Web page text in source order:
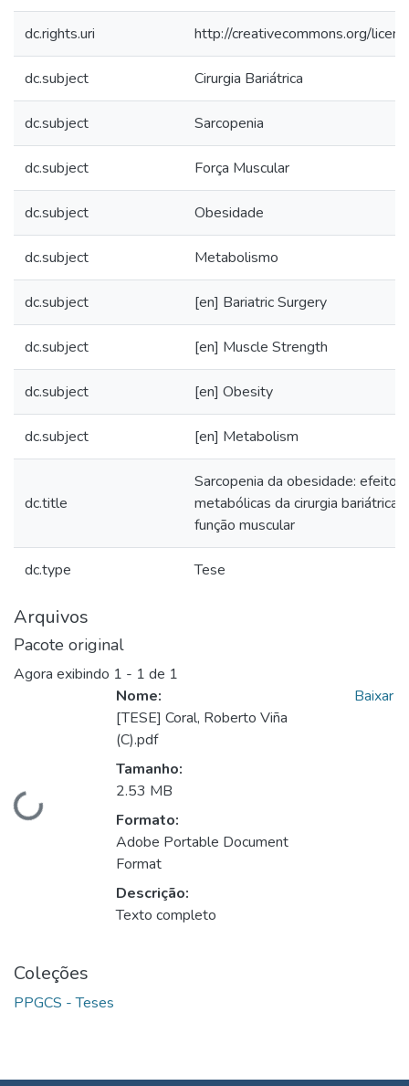
dc.rights.uri http://creativecommons.org/
dc.subject Cirurgia Bariátrica
dc.subject Sarcopenia
dc.subject Força Muscular
dc.subject Obesidade
dc.subject Metabolismo
dc.subject [en] Bariatric Surgery
dc.subject [en] Muscle Strength
dc.subject [en] Obesity
dc.subject [en] Metabolism
dc.title
Sarcopenia da obesidade: efeito
metabólicas da cirurgia bariátrica
função muscular
dc.type Tese
Arquivos
Pacote original
Agora exibindo 1 - 1 de 1
Carregando...
Nome:
[TESE] Coral, Roberto Viña
(C).pdf
Tamanho:
2.53 MB
Formato:
Adobe Portable Document
Format
Descrição:
Texto completo
Baixar
Coleções
PPGCS - Teses